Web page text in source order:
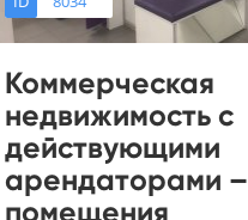
Коммерческая
недвижимость с
действующими
арендаторами
помещения